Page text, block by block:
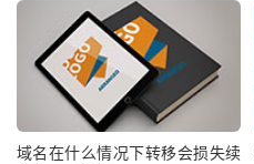
域名在什么情况下转移会损失续